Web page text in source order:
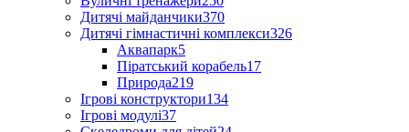
Дитячі майданчики370
Дитячі гімнастичні комплекси326
Аквапарк5
Піратський корабель17
Природа219
Ігрові конструктори134
Ігрові модулі37